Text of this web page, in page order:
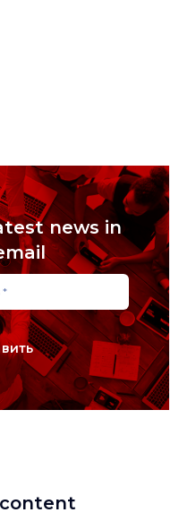
news in